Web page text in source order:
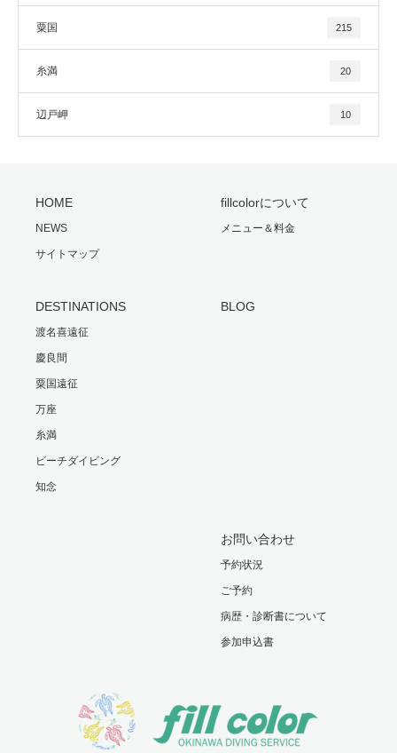
粟国 215
糸満 20
辺戸岬 10
HOME
NEWS
サイトマップ
fillcolorについて
メニュー＆料金
DESTINATIONS
渡名喜遠征
慶良間
粟国遠征
万座
糸満
ビーチダイビング
知念
BLOG
お問い合わせ
予約状況
ご予約
病歴・診断書について
参加申込書